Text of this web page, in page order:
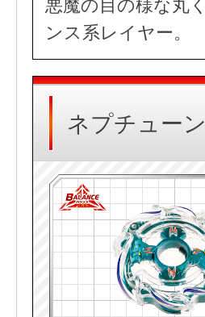
悪魔の目の様な丸
ンス系レイヤー。
ネプチューン